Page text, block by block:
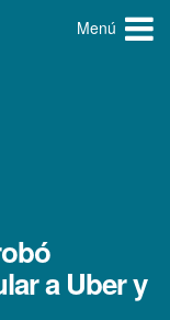
Menú
a Uber y